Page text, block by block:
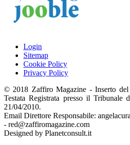
Login
Sitemap
Cookie Policy
Privacy Policy
© 2018 Zaffiro Magazine - Inserto
Testata Registrata presso il
21/04/2010.
Email Direttore Responsabile:
- red@zaffiromagazine.com
Designed by Planetconsult.it